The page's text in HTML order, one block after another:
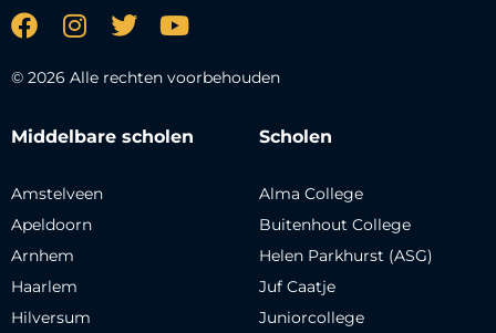
© 2026 Alle rechten voorbehouden
Middelbare scholen
Amstelveen
Apeldoorn
Arnhem
Haarlem
Hilversum
Scholen
Alma College
Buitenhout College
Helen Parkhurst (ASG)
Juf Caatje
Juniorcollege